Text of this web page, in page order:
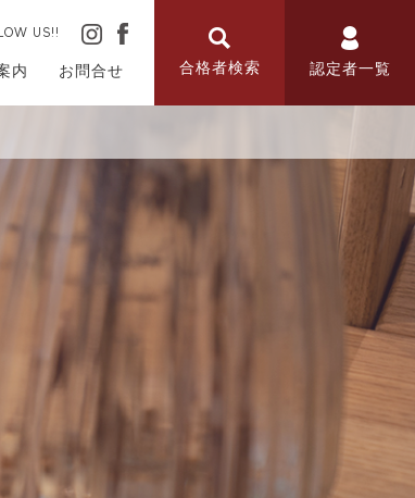
US!!
内 お問合せ 合格者検索 認定者一覧